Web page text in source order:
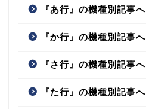
『あ行』の機種別記事へ
『か行』の機種別記事へ
『さ行』の機種別記事へ
『た行』の機種別記事へ